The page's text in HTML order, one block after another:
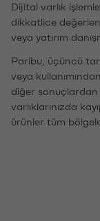
Dijital varlık
dikkatlice
veya yatırım
Paribu, üçüncü
veya
diğer sonuçlardan
varlıklarınızda
ürünler tüm